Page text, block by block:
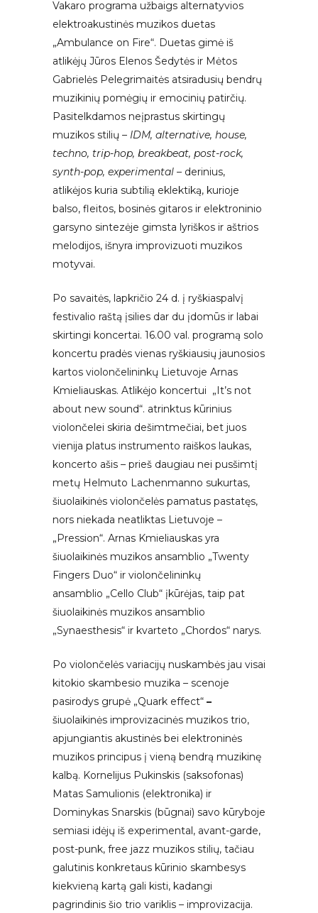
Vakaro programa užbaigs alternatyvios
elektroakustinės muzikos duetas
„Ambulance on Fire“. Duetas gimė iš
atlikėjų Jūros Elenos Šedytės ir Mėtos
Gabrielės Pelegrimaitės atsiradusių bendrų
muzikinių pomėgių ir emocinių patirčių.
Pasitelkdamos neįprastus skirtingų
muzikos stilių – IDM, alternative, house,
techno, trip-hop, breakbeat, post-rock,
synth-pop, experimental – derinius,
atlikėjos kuria subtilią eklektiką, kurioje
balso, fleitos, bosinės gitaros ir elektroninio
garsyno sintezėje gimsta lyriškos ir aštrios
melodijos, išnyra improvizuoti muzikos
motyvai.
Po savaitės, lapkričio 24 d. į ryškiaspalvį
festivalio raštą įsilies dar du įdomūs ir labai
skirtingi koncertai. 16.00 val. programą solo
koncertu pradės vienas ryškiausių jaunosios
kartos violončelininkų Lietuvoje Arnas
Kmieliauskas. Atlikėjo koncertui „It’s not
about new sound“. atrinktus kūrinius
violončelei skiria dešimtmečiai, bet juos
vienija platus instrumento raiškos laukas,
koncerto ašis – prieš daugiau nei pusšimtį
metų Helmuto Lachenmanno sukurtas,
šiuolaikinės violončelės pamatus pastatęs,
nors niekada neatliktas Lietuvoje –
„Pression“. Arnas Kmieliauskas yra
šiuolaikinės muzikos ansamblio „Twenty
Fingers Duo“ ir violončelininkų
ansamblio „Cello Club“ įkūrėjas, taip pat
šiuolaikinės muzikos ansamblio
„Synaesthesis“ ir kvarteto „Chordos“ narys.
Po violončelės variacijų nuskambės jau visai
kitokio skambesio muzika – scenoje
pasirodys grupė „Quark effect“ –
šiuolaikinės improvizacinės muzikos trio,
apjungiantis akustinės bei elektroninės
muzikos principus į vieną bendrą muzikinę
kalbą. Kornelijus Pukinskis (saksofonas)
Matas Samulionis (elektronika) ir
Dominykas Snarskis (būgnai) savo kūryboje
semiasi idėjų iš experimental, avant-garde,
post-punk, free jazz muzikos stilių, tačiau
galutinis konkretaus kūrinio skambesys
kiekvieną kartą gali kisti, kadangi
pagrindinis šio trio variklis – improvizacija.